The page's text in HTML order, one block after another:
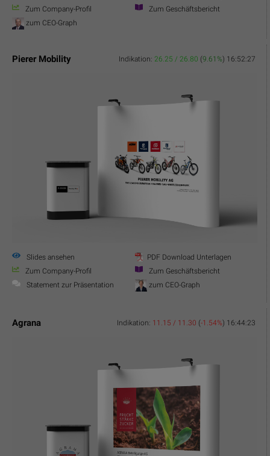
Zum Company-Profil
Zum Geschäftsbericht
zum CEO-Graph
Pierer Mobility Indikation: 26.25 / 26.80 (9.61%) 16:52:27
Slides ansehen
PDF Download Unterlagen
Zum Company-Profil
Zum Geschäftsbericht
Statement zur Präsentation
zum CEO-Graph
Agrana Indikation: 11.15 / 11.30 (-1.54%) 16:44:23